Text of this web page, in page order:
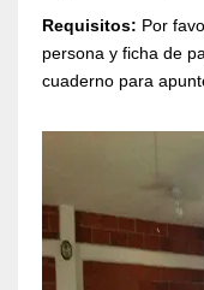
Requisitos: Por
persona y ficha de
cuaderno para